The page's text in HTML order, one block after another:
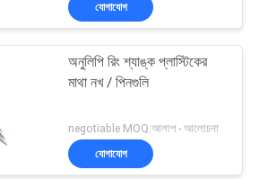
যোগাযোগ
অনুলিপি রিং শ্যাঙ্ক প্লাস্টিকের
মাথা নখ / পিনগুলি
negotiable MOQ:আলাপ - আলোচনা
যোগাযোগ